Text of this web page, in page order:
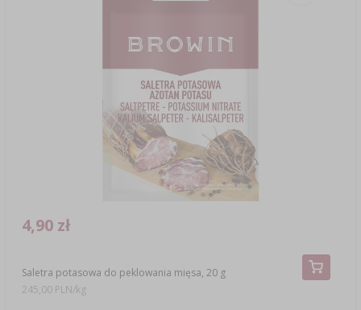
Saletra potasowa do peklowania mięsa, 20 g
4,90 zł
245,00 PLN/kg